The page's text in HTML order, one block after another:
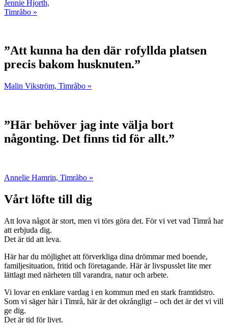
Jennie Hjorth,
Timråbo »
”Att kunna ha den där rofyllda platsen
precis bakom husknuten.”
Malin Vikström, Timråbo »
”Här behöver jag inte välja bort
någonting. Det finns tid för allt.”
Annelie Hamrin, Timråbo »
Vårt löfte till dig
Att lova något är stort, men vi törs göra det. För vi vet vad Timrå har
att erbjuda dig.
Det är tid att leva.
Här har du möjlighet att förverkliga dina drömmar med boende,
familjesituation, fritid och företagande. Här är livspusslet lite mer
lättlagt med närheten till varandra, natur och arbete.
Vi lovar en enklare vardag i en kommun med en stark framtidstro.
Som vi säger här i Timrå, här är det okrångligt – och det är det vi vill
ge dig.
Det är tid för livet.